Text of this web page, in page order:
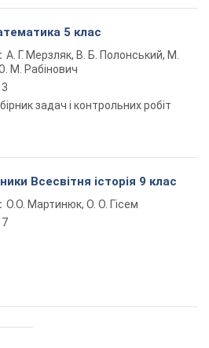
5 клас
А. Г. Мерзляк, В. Б. Полонський, М.
М. Рабінович
задач і контрольних робіт
Всесвітня історія 9 клас
О.О. Мартинюк, О. О. Гісем